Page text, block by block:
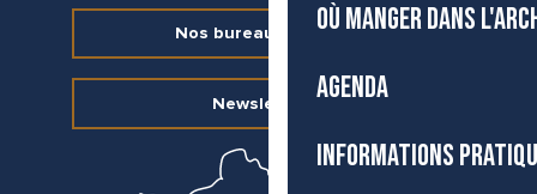
OÙ MANGER DANS
AGENDA
INFORMATIONS
Nos bureaux d’accueil
Newsletter